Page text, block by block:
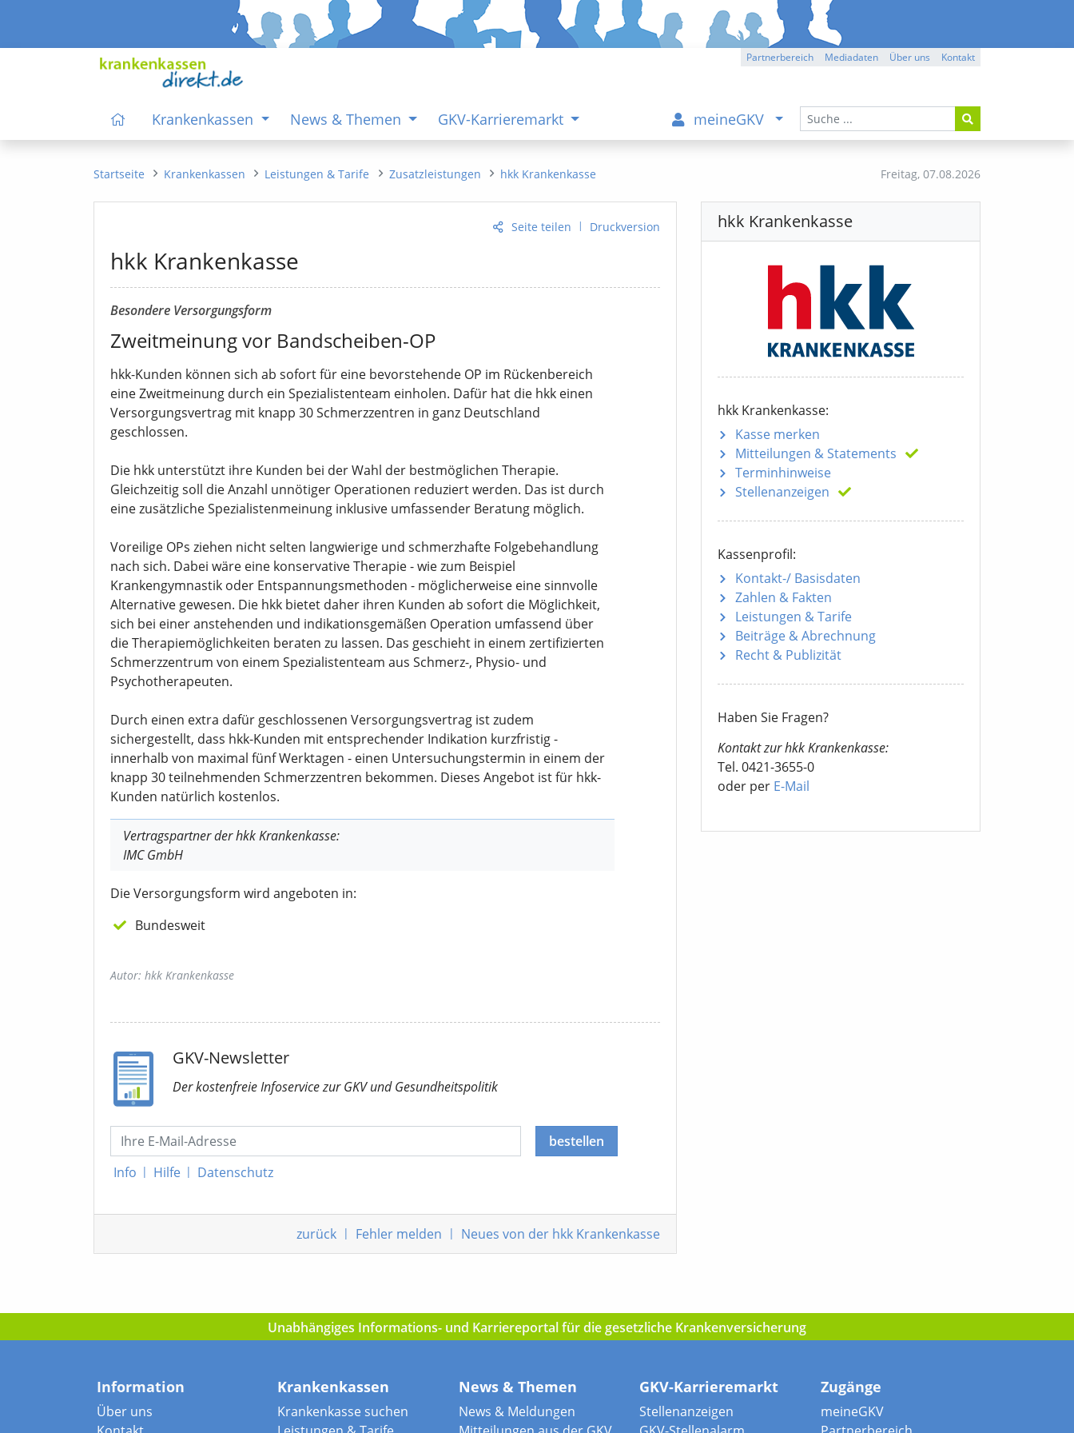
Partnerbereich Mediadaten Über uns Kontakt
Krankenkassen News & Themen GKV-Karrieremarkt meineGKV
Freitag, 07.08.2026
Startseite Krankenkassen Leistungen & Tarife Zusatzleistungen hkk Krankenkasse
Seite teilen | Druckversion
hkk Krankenkasse
Besondere Versorgungsform
Zweitmeinung vor Bandscheiben-OP
hkk-Kunden können sich ab sofort für eine bevorstehende OP im Rückenbereich
eine Zweitmeinung durch ein Spezialistenteam einholen. Dafür hat die hkk einen
Versorgungsvertrag mit knapp 30 Schmerzzentren in ganz Deutschland
geschlossen.
Die hkk unterstützt ihre Kunden bei der Wahl der bestmöglichen Therapie.
Gleichzeitig soll die Anzahl unnötiger Operationen reduziert werden. Das ist durch
eine zusätzliche Spezialistenmeinung inklusive umfassender Beratung möglich.
Voreilige OPs ziehen nicht selten langwierige und schmerzhafte Folgebehandlung
nach sich. Dabei wäre eine konservative Therapie - wie zum Beispiel
Krankengymnastik oder Entspannungsmethoden - möglicherweise eine sinnvolle
Alternative gewesen. Die hkk bietet daher ihren Kunden ab sofort die Möglichkeit,
sich bei einer anstehenden und indikationsgemäßen Operation umfassend über
die Therapiemöglichkeiten beraten zu lassen. Das geschieht in einem zertifizierten
Schmerzzentrum von einem Spezialistenteam aus Schmerz-, Physio- und
Psychotherapeuten.
Durch einen extra dafür geschlossenen Versorgungsvertrag ist zudem
sichergestellt, dass hkk-Kunden mit entsprechender Indikation kurzfristig -
innerhalb von maximal fünf Werktagen - einen Untersuchungstermin in einem der
knapp 30 teilnehmenden Schmerzzentren bekommen. Dieses Angebot ist für hkk-
Kunden natürlich kostenlos.
Vertragspartner der hkk Krankenkasse:
IMC GmbH
Die Versorgungsform wird angeboten in:
Bundesweit
Autor: hkk Krankenkasse
GKV-Newsletter
Der kostenfreie Infoservicezur GKVund Gesundheitspolitik
Info | Hilfe | Datenschutz
bestellen
zurück | Fehler melden | Neues von der hkk Krankenkasse
hkk Krankenkasse
hkk Krankenkasse:
Kasse merken
Mitteilungen & Statements
Terminhinweise
Stellenanzeigen
Kassenprofil:
Kontakt-/ Basisdaten
Zahlen & Fakten
Leistungen & Tarife
Beiträge & Abrechnung
Recht & Publizität
Haben Sie Fragen?
Kontakt zur hkk Krankenkasse:
Tel. 0421-3655-0
oder per E-Mail
Unabhängiges Informations- und Karriereportal für die gesetzliche Krankenversicherung
Information
Über uns
Krankenkassen
Krankenkasse suchen
News & Themen
News & Meldungen
GKV-Karrieremarkt
Stellenanzeigen
Zugänge
meineGKV